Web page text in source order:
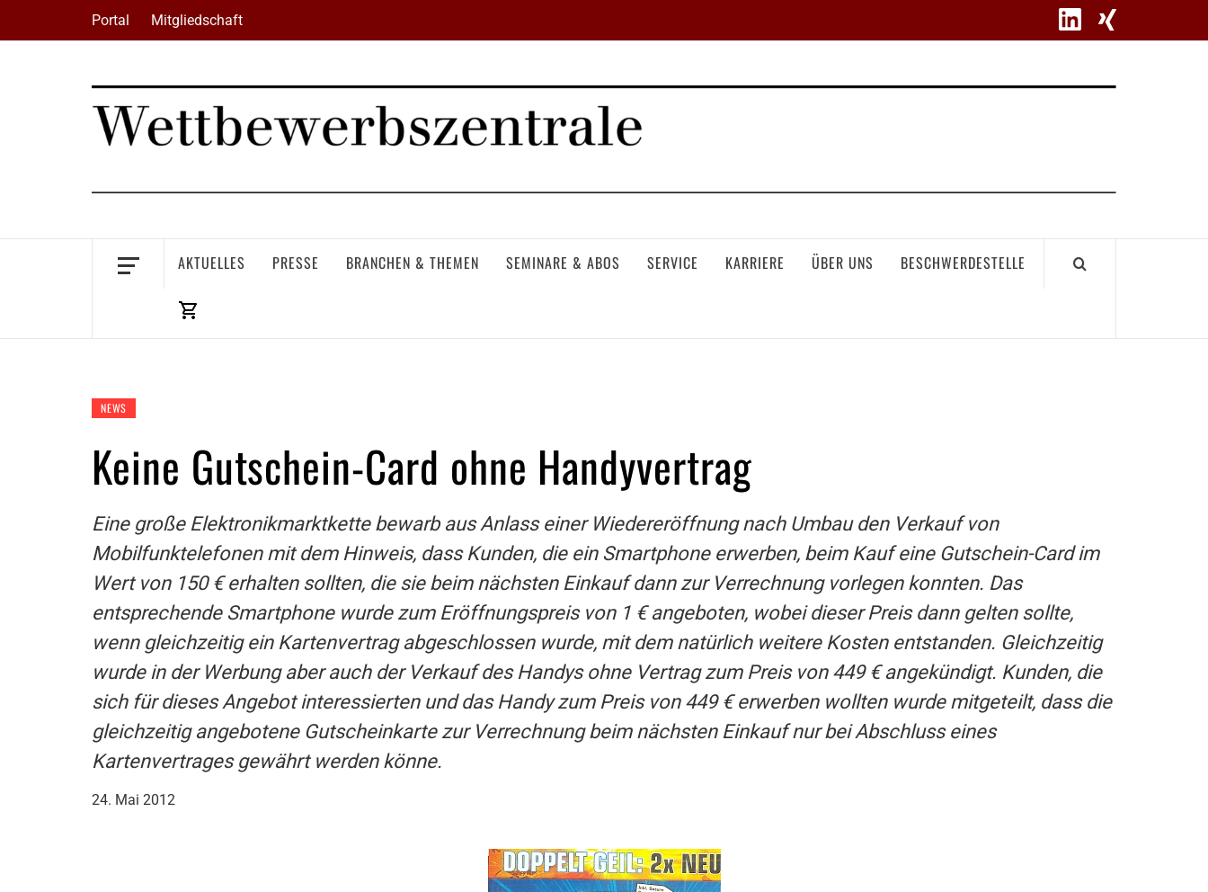
Portal Mitgliedschaft
AKTUELLES PRESSE BRANCHEN & THEMEN SEMINARE & ABOS SERVICE KARRIERE ÜBER UNS BESCHWERDESTELLE
NEWS
Keine Gutschein-Card ohne Handyvertrag
Eine große Elektronikmarktkette bewarb aus Anlass einer Wiedereröffnung nach Umbau den Verkauf von
Mobilfunktelefonen mit dem Hinweis, dass Kunden, die ein Smartphone erwerben, beim Kauf eine Gutschein-Card im
Wert von 150 € erhalten sollten, die sie beim nächsten Einkauf dann zur Verrechnung vorlegen konnten. Das
entsprechende Smartphone wurde zum Eröffnungspreis von 1 € angeboten, wobei dieser Preis dann gelten sollte,
wenn gleichzeitig ein Kartenvertrag abgeschlossen wurde, mit dem natürlich weitere Kosten entstanden. Gleichzeitig
wurde in der Werbung aber auch der Verkauf des Handys ohne Vertrag zum Preis von 449 € angekündigt. Kunden, die
sich für dieses Angebot interessierten und das Handy zum Preis von 449 € erwerben wollten wurde mitgeteilt, dass die
gleichzeitig angebotene Gutscheinkarte zur Verrechnung beim nächsten Einkauf nur bei Abschluss eines
Kartenvertrages gewährt werden könne.
24. Mai 2012